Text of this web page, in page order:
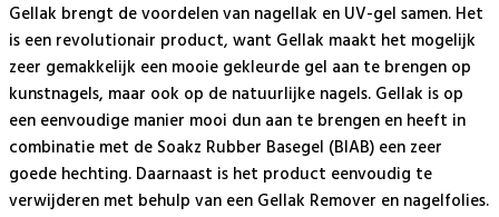
Gellak brengt de voordelen van nagellak en UV-gel samen. Het
is een revolutionair product, want Gellak maakt het mogelijk
zeer gemakkelijk een mooie gekleurde gel aan te brengen op
kunstnagels, maar ook op de natuurlijke nagels. Gellak is op
een eenvoudige manier mooi dun aan te brengen en heeft in
combinatie met de Soakz Rubber Basegel (BIAB) een zeer
goede hechting. Daarnaast is het product eenvoudig te
verwijderen met behulp van een Gellak Remover en nagelfolies.